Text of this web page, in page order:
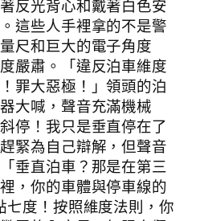
反光背心和戴著白色安
這些人手裡拿的不是警
尺和巨大的電子角度
嚴肅。「違反泊車維度
罪大惡極！」領頭的泊
大喊，聲音充滿機械
停！我只是垂直停在了
緊為自己辯解，但聲音
垂直泊車？那是在第三
，你的車體與停車線的
度！按照維度法則，你